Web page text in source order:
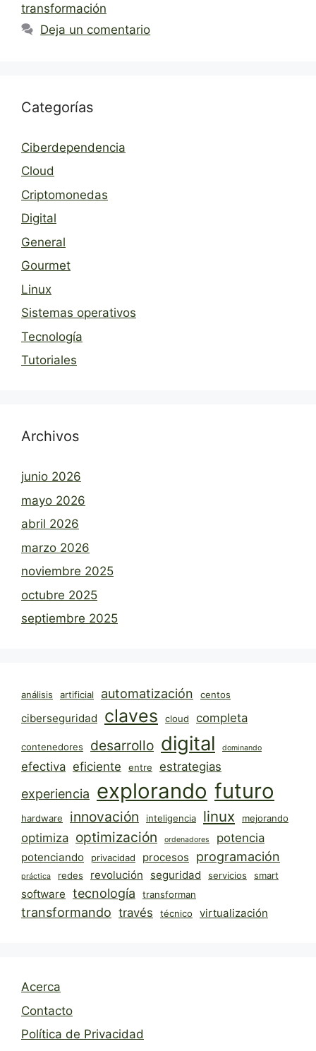
transformación
Deja un comentario
Categorías
Ciberdependencia
Cloud
Criptomonedas
Digital
General
Gourmet
Linux
Sistemas operativos
Tecnología
Tutoriales
Archivos
junio 2026
mayo 2026
abril 2026
marzo 2026
noviembre 2025
octubre 2025
septiembre 2025
análisis artificial automatización centos
ciberseguridad claves cloud completa
contenedores desarrollo digital dominando
efectiva eficiente entre estrategias
experiencia explorando futuro
hardware innovación inteligencia linux mejorando
optimiza optimización ordenadores potencia
potenciando privacidad procesos programación
práctica redes revolución seguridad servicios smart
software tecnología transforman
transformando través técnico virtualización
Acerca
Contacto
Política de Privacidad